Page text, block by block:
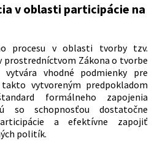
v oblasti participácie na
procesu v oblasti tvorby tzv.
prostredníctvom Zákona o tvorbe
vytvára vhodné podmienky pre
vytvoreným predpokladom
formálneho zapojenia
so schopnosťou dostatočne
a efektívne zapojiť
politík.